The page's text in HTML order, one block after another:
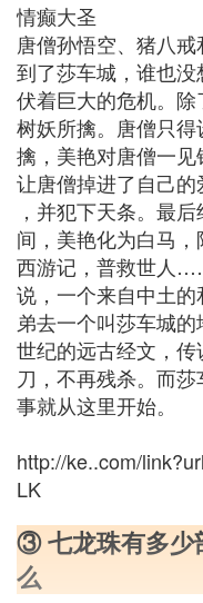
情癫大圣
唐僧孙悟空、猪八
到了莎车城，谁也
伏着巨大的危机。
树妖所擒。唐僧只
擒，美艳对唐僧一
让唐僧掉进了自己的
，并犯下天条。最
间，美艳化为白马
西游记，普救世人
说，一个来自中土
弟去一个叫莎车城
世纪的远古经文，
刀，不再残杀。而
事就从这里开始。
http://ke..com/
LK
③ 七龙珠有多少
么